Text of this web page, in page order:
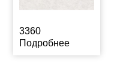
3360
Подробнее